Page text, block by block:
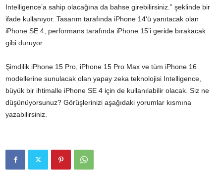
Intelligence’a sahip olacağına da bahse girebilirsiniz.” şeklinde bir
ifade kullanıyor. Tasarım tarafında iPhone 14‘ü yanıtacak olan
iPhone SE 4, performans tarafında iPhone 15’i geride bırakacak
gibi duruyor.
Şimdilik iPhone 15 Pro, iPhone 15 Pro Max ve tüm iPhone 16
modellerine sunulacak olan yapay zeka teknolojisi Intelligence,
büyük bir ihtimalle iPhone SE 4 için de kullanılabilir olacak. Siz ne
düşünüyorsunuz? Görüşlerinizi aşağıdaki yorumlar kısmına
yazabilirsiniz.